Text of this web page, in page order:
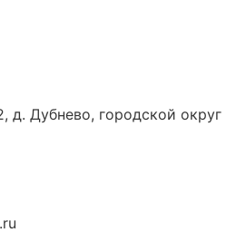
д. Дубнево, городской округ